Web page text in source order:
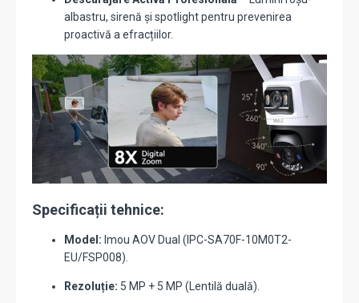
albastru, sirenă și spotlight pentru prevenirea
proactivă a efracțiilor.
Specificații tehnice:
Model: Imou AOV Dual (IPC-SA70F-10M0T2-
EU/FSP008).
Rezoluție: 5 MP + 5 MP (Lentilă duală).